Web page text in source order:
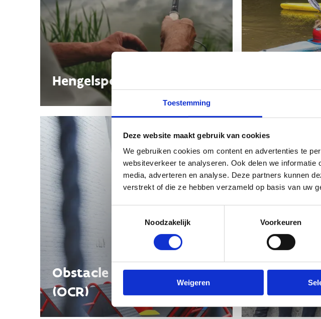
Toestemming
Deze website maakt gebruik van cookies
We gebruiken cookies om content en advertenties te
websiteverkeer te analyseren. Ook delen we
media, adverteren en analyse. Deze partners kunnen
verstrekt of die ze hebben verzameld op basis van uw
Noodzakelijk
Voorkeuren
Weigeren
Hengelsport
Obstacle Course Running
(OCR)